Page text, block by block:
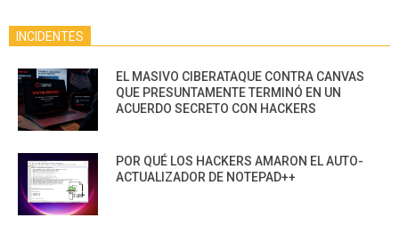
INCIDENTES
EL MASIVO CIBERATAQUE CONTRA CANVAS
QUE PRESUNTAMENTE TERMINÓ EN UN
ACUERDO SECRETO CON HACKERS
POR QUÉ LOS HACKERS AMARON EL AUTO-
ACTUALIZADOR DE NOTEPAD++